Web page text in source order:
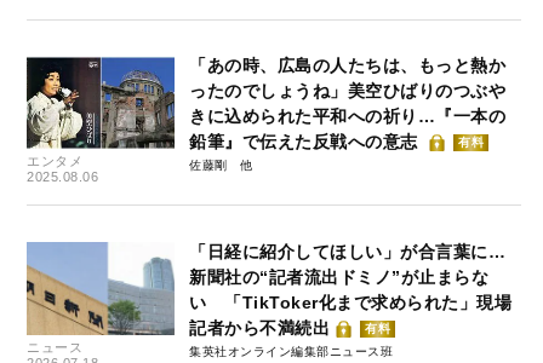
エンタメ
2025.08.06
「あの時、広島の人たちは、もっと熱か
ったのでしょうね」美空ひばりのつぶや
きに込められた平和への祈り…『一本の
鉛筆』で伝えた反戦への意志
有料
佐藤剛
ニュース
「日経に紹介してほしい」が合言葉に…
新聞社の“記者流出ドミノ”が止まらな
い 「TikToker化まで求められた」現場
記者から不満続出
有料
集英社オンライン編集部ニュース班